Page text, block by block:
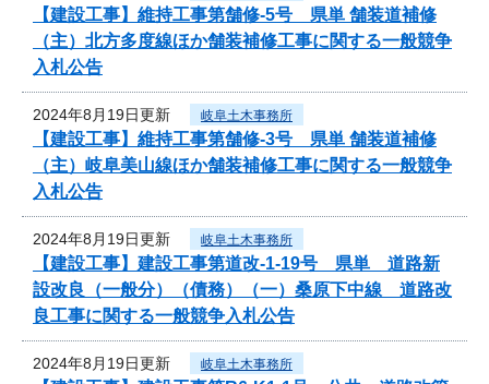
【建設工事】維持工事第舗修-5号 県単 舗装道補修
（主）北方多度線ほか舗装補修工事に関する一般競争
入札公告
2024年8月19日更新 岐阜土木事務所
【建設工事】維持工事第舗修-3号 県単 舗装道補修
（主）岐阜美山線ほか舗装補修工事に関する一般競争
入札公告
2024年8月19日更新 岐阜土木事務所
【建設工事】建設工事第道改-1-19号 県単 道路新
設改良（一般分）（債務）（一）桑原下中線 道路改
良工事に関する一般競争入札公告
2024年8月19日更新 岐阜土木事務所